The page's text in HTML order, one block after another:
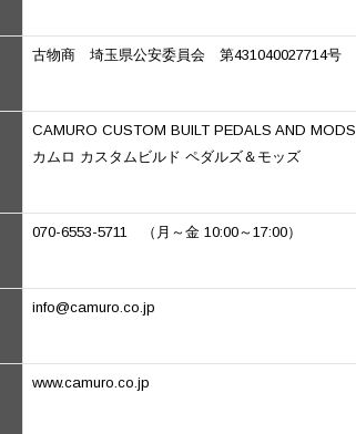
古物商 埼玉県公安委員会 第431040027714号
CAMURO CUSTOM BUILT PEDALS AND MODS
カムロ カスタムビルド ペダルズ＆モッズ
070-6553-5711 （月～金 10:00～17:00）
info@camuro.co.jp
www.camuro.co.jp